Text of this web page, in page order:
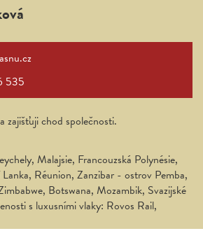
535
zajišťuji chod společnosti.
Malajsie, Francouzská Polynésie,
Réunion, Zanzibar - ostrov Pemba,
Botswana, Mozambik, Svazijské
s luxusními vlaky: Rovos Rail,